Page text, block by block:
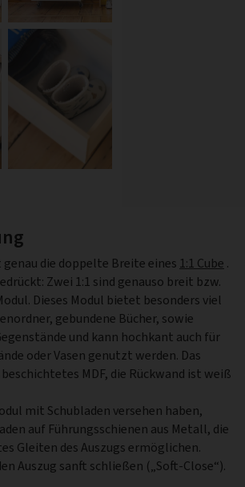
genau die doppelte Breite eines 1:1 Cube .
Zwei 1:1 sind genauso breit bzw.
Dieses Modul bietet besonders viel
gebundene Bücher, sowie
und kann hochkant auch für
oder Vasen genutzt werden. Das
MDF, die Rückwand ist weiß
mit Schubladen versehen haben,
auf Führungsschienen aus Metall, die
Gleiten des Auszugs ermöglichen.
Auszug sanft schließen („Soft-Close“).